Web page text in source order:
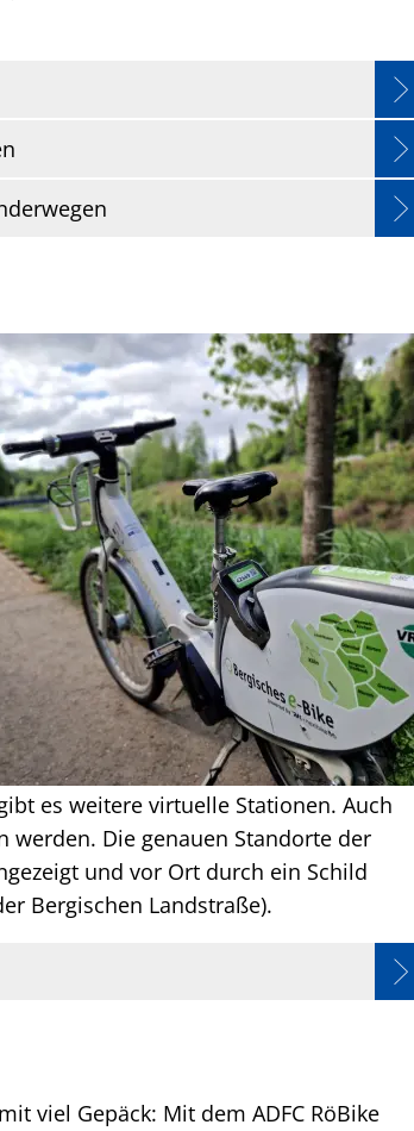
es weitere virtuelle Stationen. Auch
werden. Die genauen Standorte der
und vor Ort durch ein Schild
Bergischen Landstraße).
viel Gepäck: Mit dem ADFC RöBike